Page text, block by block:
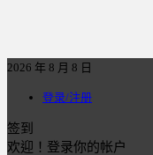
2026 年 8 月 8 日
登录/注册
签到
欢迎！登录你的帐户